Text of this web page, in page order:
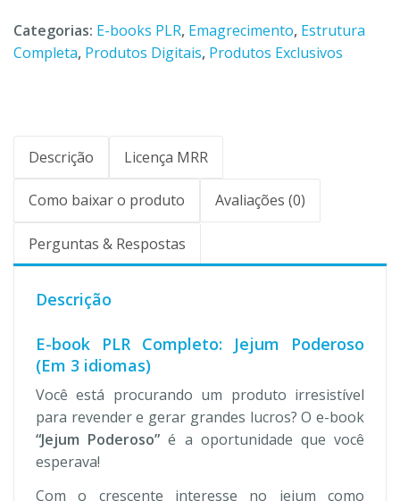
Categorias: E-books PLR, Emagrecimento, Estrutura
Completa, Produtos Digitais, Produtos Exclusivos
Descrição Licença MRR
Como baixar o produto Avaliações (0)
Perguntas & Respostas
Descrição
E-book PLR Completo: Jejum Poderoso
(Em 3 idiomas)
Você está procurando um produto irresistível
para revender e gerar grandes lucros? O e-book
“Jejum Poderoso” é a oportunidade que você
esperava!
Com o crescente interesse no jejum como